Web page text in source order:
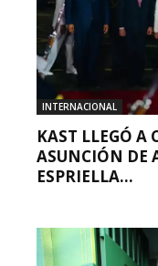
INTERNACIONAL
KAST LLEGÓ A
ASUNCIÓN DE
ESPRIELLA...